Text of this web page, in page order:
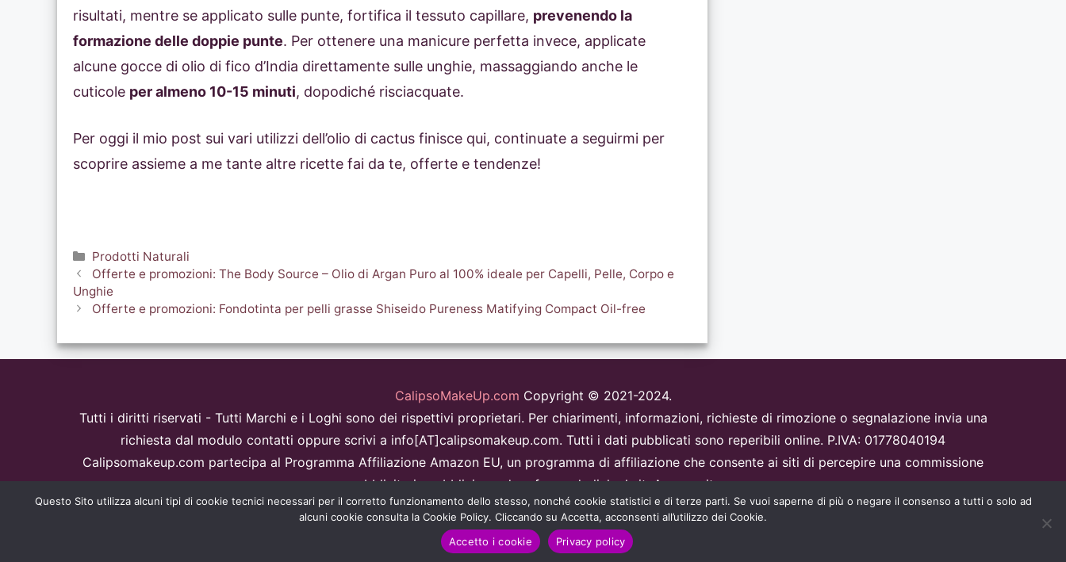
risultati, mentre se applicato sulle punte, fortifica il tessuto capillare, prevenendo la
formazione delle doppie punte. Per ottenere una manicure perfetta invece, applicate
alcune gocce di olio di fico d’India direttamente sulle unghie, massaggiando anche le
cuticole per almeno 10-15 minuti, dopodiché risciacquate.
Per oggi il mio post sui vari utilizzi dell’olio di cactus finisce qui, continuate a seguirmi per
scoprire assieme a me tante altre ricette fai da te, offerte e tendenze!
Categorie
Prodotti Naturali
Offerte e promozioni: The Body Source – Olio di Argan Puro al 100% ideale per Capelli, Pelle, Corpo e
Unghie
Offerte e promozioni: Fondotinta per pelli grasse Shiseido Pureness Matifying Compact Oil-free
CalipsoMakeUp.com Copyright © 2021-2024.
Tutti i diritti riservati - Tutti Marchi e i Loghi sono dei rispettivi proprietari. Per chiarimenti, informazioni, richieste di rimozione o segnalazione invia una
richiesta dal modulo contatti oppure scrivi a info[AT]calipsomakeup.com. Tutti i dati pubblicati sono reperibili online. P.IVA: 01778040194
Calipsomakeup.com partecipa al Programma Affiliazione Amazon EU, un programma di affiliazione che consente ai siti di percepire una commissione
pubblicitaria pubblicizzando e fornendo link al sitoAmazon.it.
Disclaimer
Questo sito è protetto da reCAPTCHA e Google Privacy PolicyeTermini di servizio
Questo Sito utilizza alcuni tipi di cookie tecnici necessari per il corretto funzionamento dello stesso, nonché cookie statistici e di terze parti. Se vuoi saperne di più o negare il consenso a tutti o solo ad
alcuni cookie consulta la Cookie Policy. Cliccando su Accetta, acconsenti all’utilizzo dei Cookie.
Accetto i cookie
Privacy policy